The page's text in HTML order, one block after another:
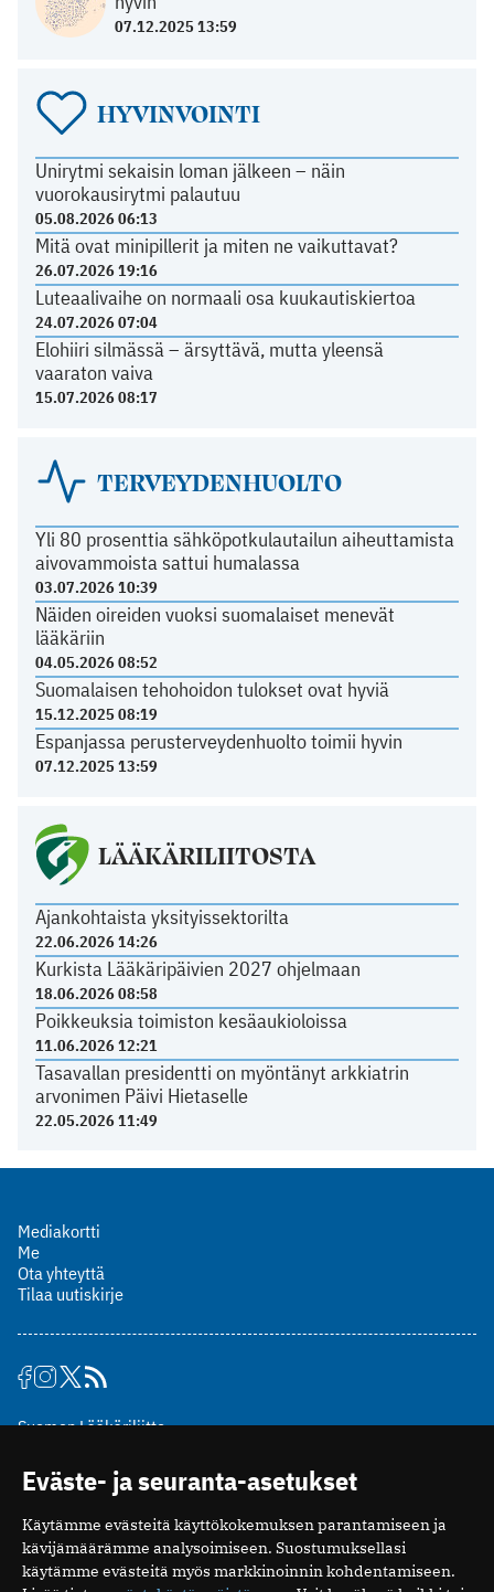
07.12.2025 13:59
HYVINVOINTI
Unirytmi sekaisin loman jälkeen – näin
vuorokausirytmi palautuu
05.08.2026 06:13
Mitä ovat minipillerit ja miten ne vaikuttavat?
26.07.2026 19:16
Luteaalivaihe on normaali osa kuukautiskiertoa
24.07.2026 07:04
Elohiiri silmässä – ärsyttävä, mutta yleensä
vaaraton vaiva
15.07.2026 08:17
TERVEYDENHUOLTO
Yli 80 prosenttia sähköpotkulautailun aiheuttamista
aivovammoista sattui humalassa
03.07.2026 10:39
Näiden oireiden vuoksi suomalaiset menevät
lääkäriin
04.05.2026 08:52
Suomalaisen tehohoidon tulokset ovat hyviä
15.12.2025 08:19
Espanjassa perusterveydenhuolto toimii hyvin
07.12.2025 13:59
LÄÄKÄRILIITOSTA
Ajankohtaista yksityissektorilta
22.06.2026 14:26
Kurkista Lääkäripäivien 2027 ohjelmaan
18.06.2026 08:58
Poikkeuksia toimiston kesäaukioloissa
11.06.2026 12:21
Tasavallan presidentti on myöntänyt arkkiatrin
arvonimen Päivi Hietaselle
22.05.2026 11:49
Mediakortti
Me
Ota yhteyttä
Tilaa uutiskirje
Suomen Lääkäriliitto
00510 Helsinki
puh. (09) 393 091
toimitus@potilaanlaakarilehti.fi
ISSN 2323-9476
Eväste- ja seuranta-asetukset
Käytämme evästeitä käyttökokemuksen parantamiseen ja
kävijämäärämme analysoimiseen. Suostumuksellasi
käytämme evästeitä myös markkinoinnin kohdentamiseen.